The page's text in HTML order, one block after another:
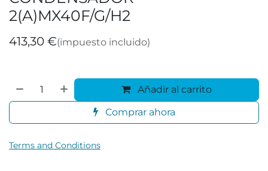
2(A)MX40F/G/H2
413,30 €(impuesto incluido)
Añadir al carrito
Comprar ahora
Terms and Conditions